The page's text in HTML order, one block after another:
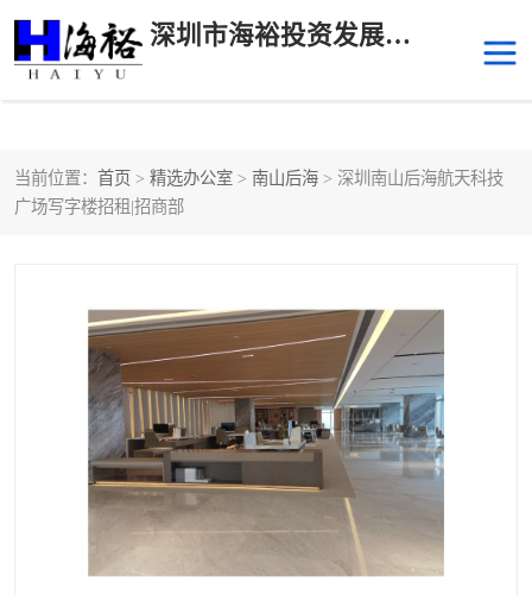
深圳市海裕投资发展有限公司
当前位置： 首页 > 精选办公室 > 南山后海 > 深圳南山后海航天科技
广场写字楼招租|招商部
后海
深圳湾科技生态园
福田中心区写字楼租赁 宝安中心区
深圳宝安 福田车公庙
罗湖水贝 南山南油
罗湖区